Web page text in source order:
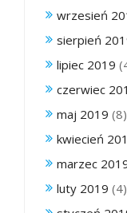
wrzesień
sierpień
lipiec 2019
czerwiec
maj 2019 (8)
kwiecień
marzec
luty 2019 (4)